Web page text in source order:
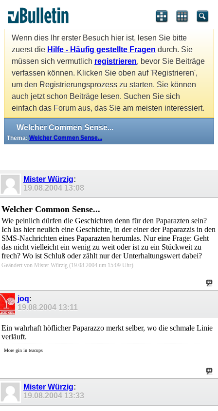
Wenn dies Ihr erster Besuch hier ist, lesen Sie bitte
zuerst die Hilfe - Häufig gestellte Fragen durch. Sie
müssen sich vermutlich registrieren, bevor Sie Beiträge
verfassen können. Klicken Sie oben auf 'Registrieren',
um den Registrierungsprozess zu starten. Sie können
auch jetzt schon Beiträge lesen. Suchen Sie sich
einfach das Forum aus, das Sie am meisten interessiert.
Welcher Commen Sense...
Thema: Welcher Commen Sense...
Mister Würzig:
19.08.2004 13:08
Welcher Common Sense...
Wie peinlich dürfen die Geschichten denn für den Paparazten sein?
Ich las hier neulich eine Geschichte, in der einer der Paparazzis in den
SMS-Nachrichten eines Paparazten herumlas. Nur eine Frage: Geht
das nicht vielleicht ein wenig zu weit oder ist zu ein Stückweit zu
frech? Wo ist Schluß oder zählt nur der Unterhaltungswert dabei?
Geändert von Mister Würzig (19.08.2004 um 15:09 Uhr)
joq:
19.08.2004 13:11
Ein wahrhaft höflicher Paparazzo merkt selber, wo die schmale Linie
verläuft.
More gin in teacups
Mister Würzig:
19.08.2004 13:33